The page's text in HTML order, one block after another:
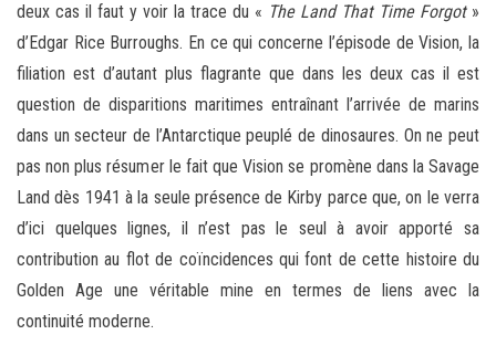
deux cas il faut y voir la trace du « The Land That Time Forgot»
d’Edgar Rice Burroughs. En ce qui concerne l’épisode de Vision, la
filiation est d’autant plus flagrante que dans les deux cas il est
question de disparitions maritimes entraînant l’arrivée de marins
dans un secteur de l’Antarctique peuplé de dinosaures. On ne peut
pas non plus résumer le fait que Vision se promène dans la Savage
Land dès 1941 à la seule présence de Kirby parce que, on le verra
d’ici quelques lignes, il n’est pas le seul à avoir apporté sa
contribution au flot de coïncidences qui font de cette histoire du
Golden Age une véritable mine en termes de liens avec la
continuité moderne.